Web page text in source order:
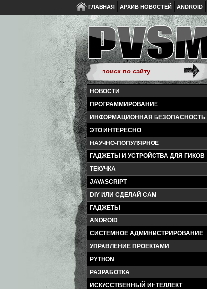
ГЛАВНАЯ АРХИВ НОВОСТЕЙ ANDROID
НОВОСТИ
ПРОГРАММИРОВАНИЕ
ИНФОРМАЦИОННАЯ БЕЗОПАСНОСТЬ
ЭТО ИНТЕРЕСНО
НАУЧНО-ПОПУЛЯРНОЕ
ГАДЖЕТЫ И УСТРОЙСТВА ДЛЯ ГИКОВ
ТЕКУЧКА
JAVASCRIPT
DIY ИЛИ СДЕЛАЙ САМ
ГАДЖЕТЫ
ANDROID
СИСТЕМНОЕ АДМИНИСТРИРОВАНИЕ
УПРАВЛЕНИЕ ПРОЕКТАМИ
PYTHON
РАЗРАБОТКА
ИСКУССТВЕННЫЙ ИНТЕЛЛЕКТ